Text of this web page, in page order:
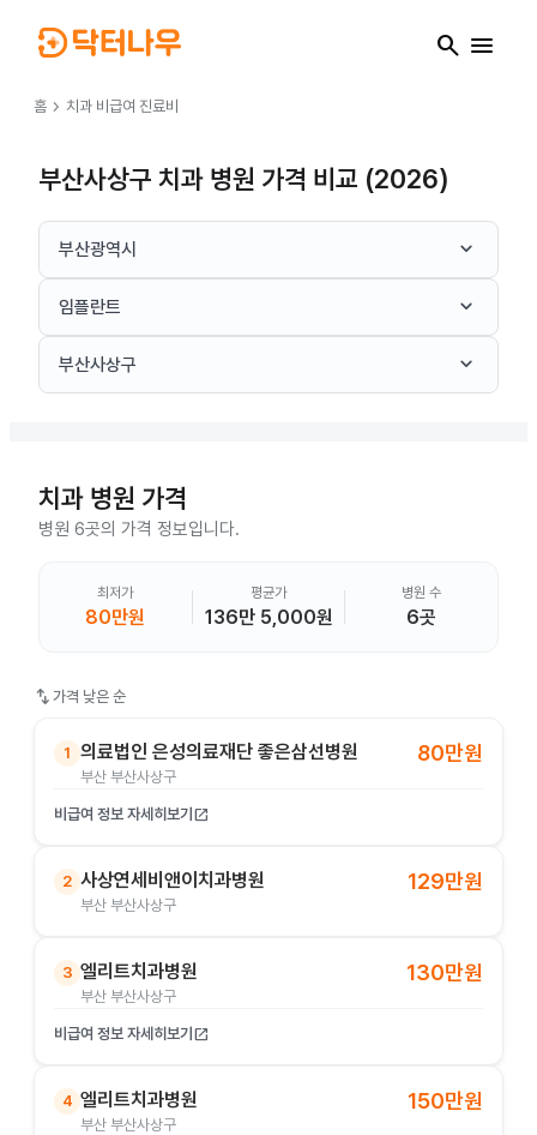
search menu
홈 chevron_right 치과 비급여 진료비
부산사상구 치과 병원 가격 비교 (2026)
부산광역시 keyboard_arrow_down
임플란트 keyboard_arrow_down
부산사상구 keyboard_arrow_down
치과 병원 가격
병원 6곳의 가격 정보입니다.
최저가
80만원
평균가
136만 5,000원
병원 수
6곳
swap_vert 가격 낮은 순
1 의료법인 은성의료재단 좋은삼선병원
부산 부산사상구
80만원
비급여 정보 자세히보기 open_in_new
2 사상연세비앤이치과병원
부산 부산사상구
129만원
3 엘리트치과병원
부산 부산사상구
130만원
비급여 정보 자세히보기 open_in_new
4 엘리트치과병원
부산 부산사상구
150만원